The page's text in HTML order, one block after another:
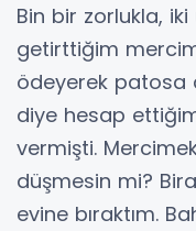
Bin bir zorlukla,
getirttiğim
ödeyerek patosa
diye hesap
vermişti.
düşmesin mi?
evine bıraktım.